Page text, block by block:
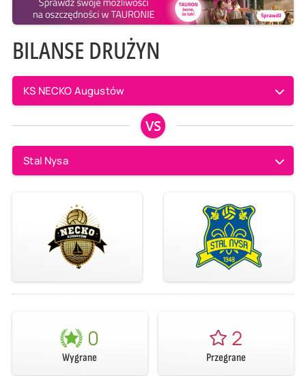
BILANSE DRUŻYN
KS NECKO Augustów
VS
Stal Nysa
0
Wygrane
2
Przegrane